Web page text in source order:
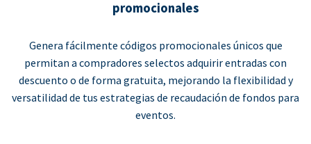
promocionales
Genera fácilmente códigos promocionales únicos que
permitan a compradores selectos adquirir entradas con
descuento o de forma gratuita, mejorando la flexibilidad y
versatilidad de tus estrategias de recaudación de fondos para
eventos.